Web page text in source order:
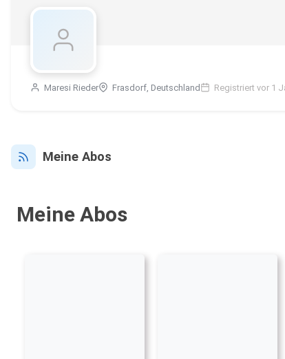
Maresi Rieder Frasdorf, Deutschland Registriert vor 1
Meine Abos
Meine Abos